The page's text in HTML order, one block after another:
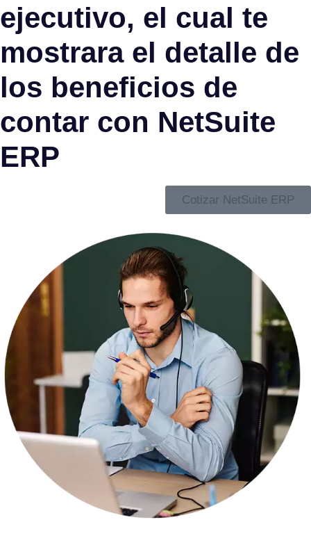
ejecutivo, el cual te
mostrara el detalle de
los beneficios de
contar con NetSuite
ERP
Cotizar NetSuite ERP